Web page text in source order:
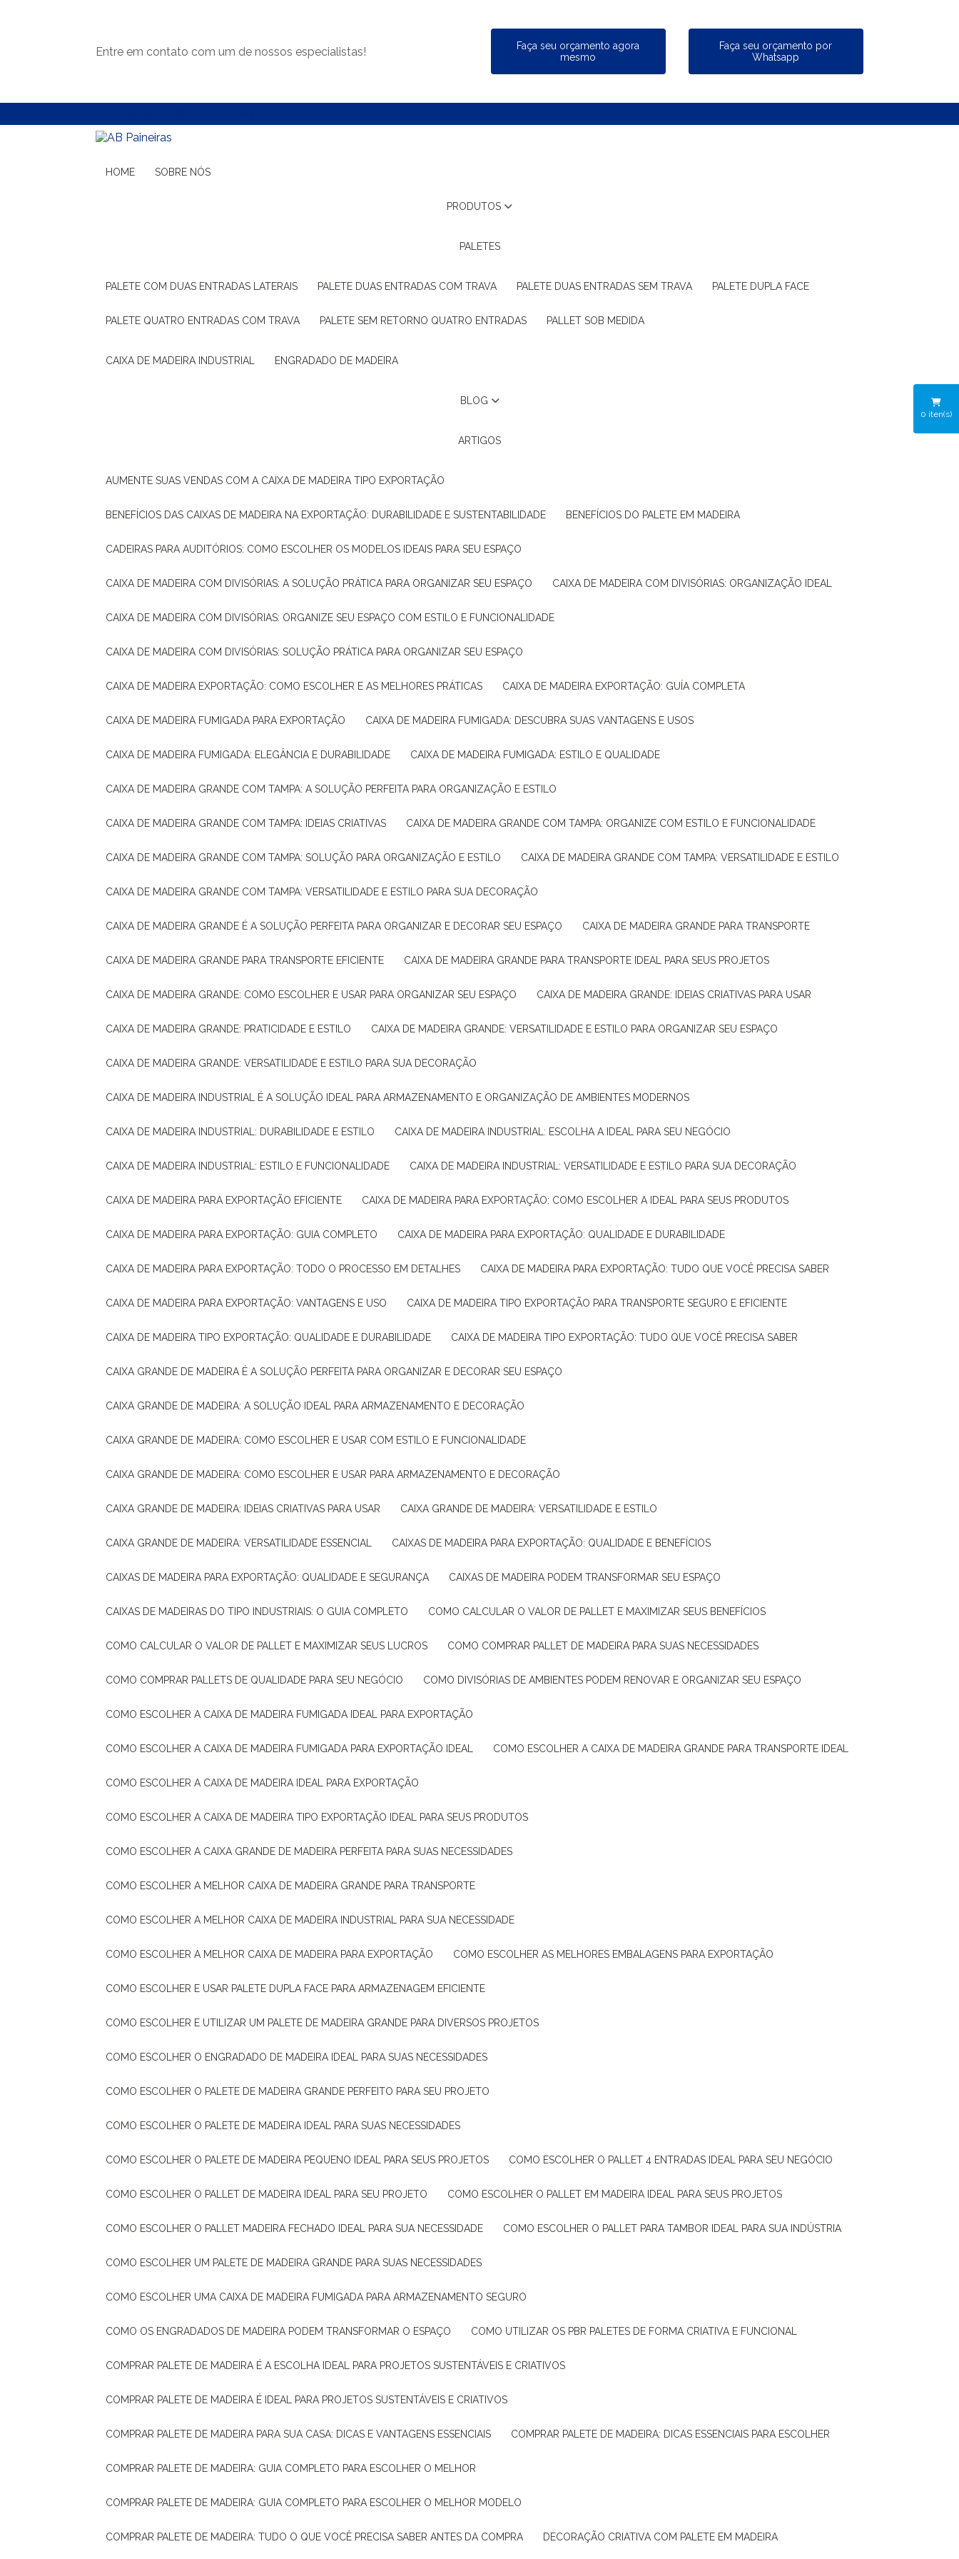
Entre em contato com um de nossos especialistas!
Faça seu orçamento agora
mesmo
Faça seu orçamento por
Whatsapp
HOME SOBRE NÓS
PRODUTOS
PALETES
PALETE COM DUAS ENTRADAS LATERAIS PALETE DUAS ENTRADAS COM TRAVA PALETE DUAS ENTRADAS SEM TRAVA PALETE DUPLA FACE
PALETE QUATRO ENTRADAS COM TRAVA PALETE SEM RETORNO QUATRO ENTRADAS PALLET SOB MEDIDA
CAIXA DE MADEIRA INDUSTRIAL ENGRADADO DE MADEIRA
BLOG
ARTIGOS
AUMENTE SUAS VENDAS COM A CAIXA DE MADEIRA TIPO EXPORTAÇÃO
BENEFÍCIOS DAS CAIXAS DE MADEIRA NA EXPORTAÇÃO: DURABILIDADE E SUSTENTABILIDADE BENEFÍCIOS DO PALETE EM MADEIRA
CADEIRAS PARA AUDITÓRIOS: COMO ESCOLHER OS MODELOS IDEAIS PARA SEU ESPAÇO
CAIXA DE MADEIRA COM DIVISÓRIAS: A SOLUÇÃO PRÁTICA PARA ORGANIZAR SEU ESPAÇO CAIXA DE MADEIRA COM DIVISÓRIAS: ORGANIZAÇÃO IDEAL
CAIXA DE MADEIRA COM DIVISÓRIAS: ORGANIZE SEU ESPAÇO COM ESTILO E FUNCIONALIDADE
CAIXA DE MADEIRA COM DIVISÓRIAS: SOLUÇÃO PRÁTICA PARA ORGANIZAR SEU ESPAÇO
CAIXA DE MADEIRA EXPORTAÇÃO: COMO ESCOLHER E AS MELHORES PRÁTICAS CAIXA DE MADEIRA EXPORTAÇÃO: GUÍA COMPLETA
CAIXA DE MADEIRA FUMIGADA PARA EXPORTAÇÃO CAIXA DE MADEIRA FUMIGADA: DESCUBRA SUAS VANTAGENS E USOS
CAIXA DE MADEIRA FUMIGADA: ELEGÂNCIA E DURABILIDADE CAIXA DE MADEIRA FUMIGADA: ESTILO E QUALIDADE
CAIXA DE MADEIRA GRANDE COM TAMPA: A SOLUÇÃO PERFEITA PARA ORGANIZAÇÃO E ESTILO
CAIXA DE MADEIRA GRANDE COM TAMPA: IDEIAS CRIATIVAS CAIXA DE MADEIRA GRANDE COM TAMPA: ORGANIZE COM ESTILO E FUNCIONALIDADE
CAIXA DE MADEIRA GRANDE COM TAMPA: SOLUÇÃO PARA ORGANIZAÇÃO E ESTILO CAIXA DE MADEIRA GRANDE COM TAMPA: VERSATILIDADE E ESTILO
CAIXA DE MADEIRA GRANDE COM TAMPA: VERSATILIDADE E ESTILO PARA SUA DECORAÇÃO
CAIXA DE MADEIRA GRANDE É A SOLUÇÃO PERFEITA PARA ORGANIZAR E DECORAR SEU ESPAÇO CAIXA DE MADEIRA GRANDE PARA TRANSPORTE
CAIXA DE MADEIRA GRANDE PARA TRANSPORTE EFICIENTE CAIXA DE MADEIRA GRANDE PARA TRANSPORTE IDEAL PARA SEUS PROJETOS
CAIXA DE MADEIRA GRANDE: COMO ESCOLHER E USAR PARA ORGANIZAR SEU ESPAÇO CAIXA DE MADEIRA GRANDE: IDEIAS CRIATIVAS PARA USAR
CAIXA DE MADEIRA GRANDE: PRATICIDADE E ESTILO CAIXA DE MADEIRA GRANDE: VERSATILIDADE E ESTILO PARA ORGANIZAR SEU ESPAÇO
CAIXA DE MADEIRA GRANDE: VERSATILIDADE E ESTILO PARA SUA DECORAÇÃO
CAIXA DE MADEIRA INDUSTRIAL É A SOLUÇÃO IDEAL PARA ARMAZENAMENTO E ORGANIZAÇÃO DE AMBIENTES MODERNOS
CAIXA DE MADEIRA INDUSTRIAL: DURABILIDADE E ESTILO CAIXA DE MADEIRA INDUSTRIAL: ESCOLHA A IDEAL PARA SEU NEGÓCIO
CAIXA DE MADEIRA INDUSTRIAL: ESTILO E FUNCIONALIDADE CAIXA DE MADEIRA INDUSTRIAL: VERSATILIDADE E ESTILO PARA SUA DECORAÇÃO
CAIXA DE MADEIRA PARA EXPORTAÇÃO EFICIENTE CAIXA DE MADEIRA PARA EXPORTAÇÃO: COMO ESCOLHER A IDEAL PARA SEUS PRODUTOS
CAIXA DE MADEIRA PARA EXPORTAÇÃO: GUIA COMPLETO CAIXA DE MADEIRA PARA EXPORTAÇÃO: QUALIDADE E DURABILIDADE
CAIXA DE MADEIRA PARA EXPORTAÇÃO: TODO O PROCESSO EM DETALHES CAIXA DE MADEIRA PARA EXPORTAÇÃO: TUDO QUE VOCÊ PRECISA SABER
CAIXA DE MADEIRA PARA EXPORTAÇÃO: VANTAGENS E USO CAIXA DE MADEIRA TIPO EXPORTAÇÃO PARA TRANSPORTE SEGURO E EFICIENTE
CAIXA DE MADEIRA TIPO EXPORTAÇÃO: QUALIDADE E DURABILIDADE CAIXA DE MADEIRA TIPO EXPORTAÇÃO: TUDO QUE VOCÊ PRECISA SABER
CAIXA GRANDE DE MADEIRA É A SOLUÇÃO PERFEITA PARA ORGANIZAR E DECORAR SEU ESPAÇO
CAIXA GRANDE DE MADEIRA: A SOLUÇÃO IDEAL PARA ARMAZENAMENTO E DECORAÇÃO
CAIXA GRANDE DE MADEIRA: COMO ESCOLHER E USAR COM ESTILO E FUNCIONALIDADE
CAIXA GRANDE DE MADEIRA: COMO ESCOLHER E USAR PARA ARMAZENAMENTO E DECORAÇÃO
CAIXA GRANDE DE MADEIRA: IDEIAS CRIATIVAS PARA USAR CAIXA GRANDE DE MADEIRA: VERSATILIDADE E ESTILO
CAIXA GRANDE DE MADEIRA: VERSATILIDADE ESSENCIAL CAIXAS DE MADEIRA PARA EXPORTAÇÃO: QUALIDADE E BENEFÍCIOS
CAIXAS DE MADEIRA PARA EXPORTAÇÃO: QUALIDADE E SEGURANÇA CAIXAS DE MADEIRA PODEM TRANSFORMAR SEU ESPAÇO
CAIXAS DE MADEIRAS DO TIPO INDUSTRIAIS: O GUIA COMPLETO COMO CALCULAR O VALOR DE PALLET E MAXIMIZAR SEUS BENEFÍCIOS
COMO CALCULAR O VALOR DE PALLET E MAXIMIZAR SEUS LUCROS COMO COMPRAR PALLET DE MADEIRA PARA SUAS NECESSIDADES
COMO COMPRAR PALLETS DE QUALIDADE PARA SEU NEGÓCIO COMO DIVISÓRIAS DE AMBIENTES PODEM RENOVAR E ORGANIZAR SEU ESPAÇO
COMO ESCOLHER A CAIXA DE MADEIRA FUMIGADA IDEAL PARA EXPORTAÇÃO
COMO ESCOLHER A CAIXA DE MADEIRA FUMIGADA PARA EXPORTAÇÃO IDEAL COMO ESCOLHER A CAIXA DE MADEIRA GRANDE PARA TRANSPORTE IDEAL
COMO ESCOLHER A CAIXA DE MADEIRA IDEAL PARA EXPORTAÇÃO
COMO ESCOLHER A CAIXA DE MADEIRA TIPO EXPORTAÇÃO IDEAL PARA SEUS PRODUTOS
COMO ESCOLHER A CAIXA GRANDE DE MADEIRA PERFEITA PARA SUAS NECESSIDADES
COMO ESCOLHER A MELHOR CAIXA DE MADEIRA GRANDE PARA TRANSPORTE
COMO ESCOLHER A MELHOR CAIXA DE MADEIRA INDUSTRIAL PARA SUA NECESSIDADE
COMO ESCOLHER A MELHOR CAIXA DE MADEIRA PARA EXPORTAÇÃO COMO ESCOLHER AS MELHORES EMBALAGENS PARA EXPORTAÇÃO
COMO ESCOLHER E USAR PALETE DUPLA FACE PARA ARMAZENAGEM EFICIENTE
COMO ESCOLHER E UTILIZAR UM PALETE DE MADEIRA GRANDE PARA DIVERSOS PROJETOS
COMO ESCOLHER O ENGRADADO DE MADEIRA IDEAL PARA SUAS NECESSIDADES
COMO ESCOLHER O PALETE DE MADEIRA GRANDE PERFEITO PARA SEU PROJETO
COMO ESCOLHER O PALETE DE MADEIRA IDEAL PARA SUAS NECESSIDADES
COMO ESCOLHER O PALETE DE MADEIRA PEQUENO IDEAL PARA SEUS PROJETOS COMO ESCOLHER O PALLET 4 ENTRADAS IDEAL PARA SEU NEGÓCIO
COMO ESCOLHER O PALLET DE MADEIRA IDEAL PARA SEU PROJETO COMO ESCOLHER O PALLET EM MADEIRA IDEAL PARA SEUS PROJETOS
COMO ESCOLHER O PALLET MADEIRA FECHADO IDEAL PARA SUA NECESSIDADE COMO ESCOLHER O PALLET PARA TAMBOR IDEAL PARA SUA INDÚSTRIA
COMO ESCOLHER UM PALETE DE MADEIRA GRANDE PARA SUAS NECESSIDADES
COMO ESCOLHER UMA CAIXA DE MADEIRA FUMIGADA PARA ARMAZENAMENTO SEGURO
COMO OS ENGRADADOS DE MADEIRA PODEM TRANSFORMAR O ESPAÇO COMO UTILIZAR OS PBR PALETES DE FORMA CRIATIVA E FUNCIONAL
COMPRAR PALETE DE MADEIRA É A ESCOLHA IDEAL PARA PROJETOS SUSTENTÁVEIS E CRIATIVOS
COMPRAR PALETE DE MADEIRA É IDEAL PARA PROJETOS SUSTENTÁVEIS E CRIATIVOS
COMPRAR PALETE DE MADEIRA PARA SUA CASA: DICAS E VANTAGENS ESSENCIAIS COMPRAR PALETE DE MADEIRA: DICAS ESSENCIAIS PARA ESCOLHER
COMPRAR PALETE DE MADEIRA: GUIA COMPLETO PARA ESCOLHER O MELHOR
COMPRAR PALETE DE MADEIRA: GUIA COMPLETO PARA ESCOLHER O MELHOR MODELO
COMPRAR PALETE DE MADEIRA: TUDO O QUE VOCÊ PRECISA SABER ANTES DA COMPRA DECORAÇÃO CRIATIVA COM PALETE EM MADEIRA
0 iten(s)